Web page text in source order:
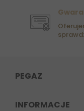
PEGAZ
INFORMACJE